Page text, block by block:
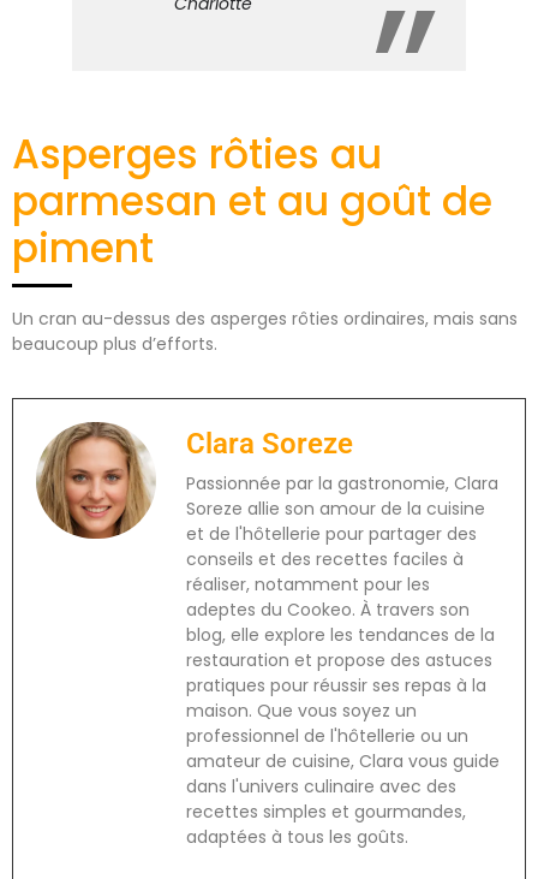
Asperges rôties au
parmesan et au goût de
piment
Un cran au-dessus des asperges rôties ordinaires, mais sans
beaucoup plus d’efforts.
Clara Soreze
Passionnée par la gastronomie, Clara
Soreze allie son amour de la cuisine
et de l'hôtellerie pour partager des
conseils et des recettes faciles à
réaliser, notamment pour les
adeptes du Cookeo. À travers son
blog, elle explore les tendances de la
restauration et propose des astuces
pratiques pour réussir ses repas à la
maison. Que vous soyez un
professionnel de l'hôtellerie ou un
amateur de cuisine, Clara vous guide
dans l'univers culinaire avec des
recettes simples et gourmandes,
adaptées à tous les goûts.